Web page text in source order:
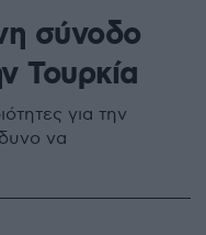
σύνοδο
Τουρκία
για την
να